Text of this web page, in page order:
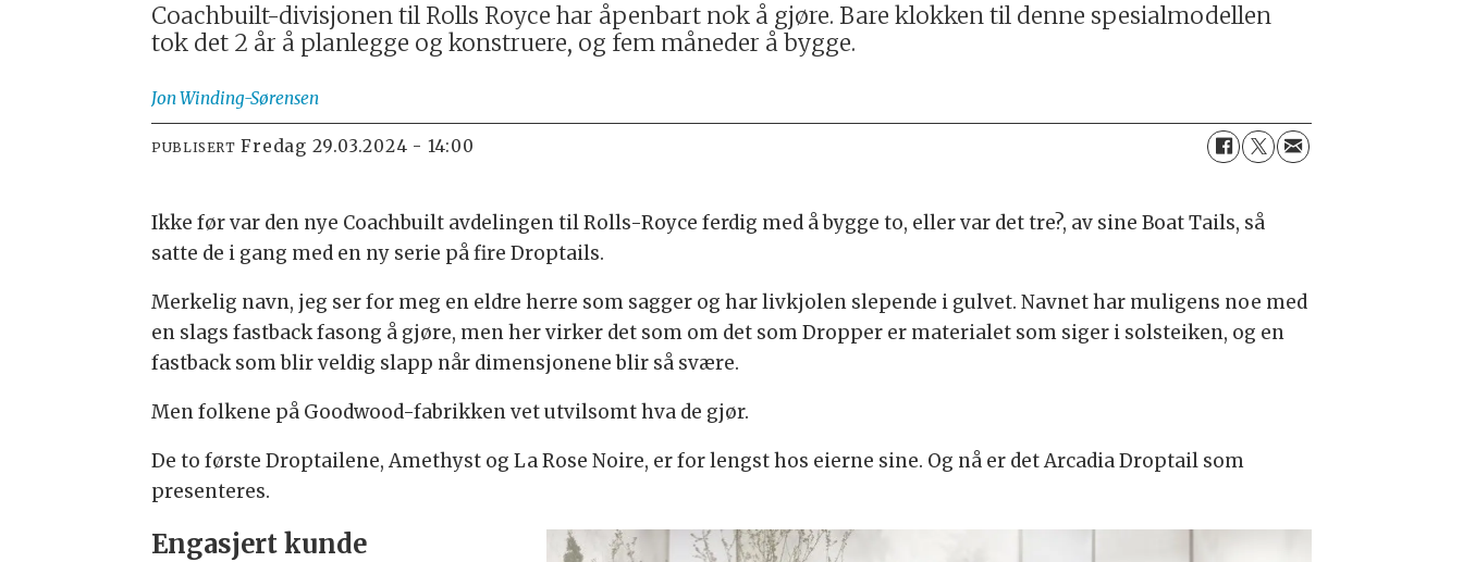
Coachbuilt-divisjonen til Rolls Royce har åpenbart nok å gjøre. Bare klokken til denne spesialmodellen
tok det 2 år å planlegge og konstruere, og fem måneder å bygge.
JonWinding-Sørensen
PUBLISERT fredag 29.03.2024 - 14:00
Ikke før var den nye Coachbuilt avdelingen til Rolls-Royce ferdig med å bygge to, eller var det tre?, av sine Boat Tails, så
satte de i gang med en ny serie på fire Droptails.
Merkelig navn, jeg ser for meg en eldre herre som sagger og har livkjolen slepende i gulvet. Navnet har muligens noe med
en slags fastback fasong å gjøre, men her virker det som om det som Dropper er materialet som siger i solsteiken, og en
fastback som blir veldig slapp når dimensjonene blir så svære.
Men folkene på Goodwood-fabrikken vet utvilsomt hva de gjør.
De to første Droptailene, Amethyst og La Rose Noire, er for lengst hos eierne sine. Og nå er det Arcadia Droptail som
presenteres.
Engasjert kunde